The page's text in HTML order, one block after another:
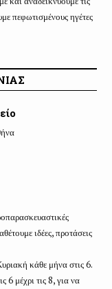
πεφωτισμένους ηγέτες
ιδέες, προτάσεις
κάθε μήνα στις 6.
6 μέχρι τις 8, για να